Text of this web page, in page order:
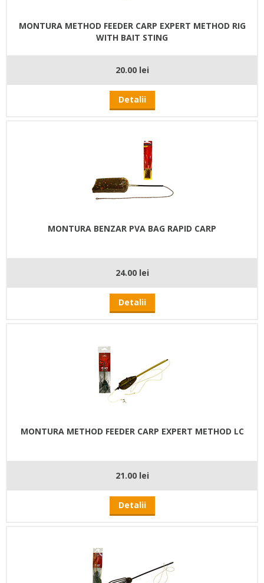
MONTURA METHOD FEEDER CARP EXPERT METHOD RIG
WITH BAIT STING
20.00 lei
Detalii
MONTURA BENZAR PVA BAG RAPID CARP
24.00 lei
Detalii
MONTURA METHOD FEEDER CARP EXPERT METHOD LC
21.00 lei
Detalii